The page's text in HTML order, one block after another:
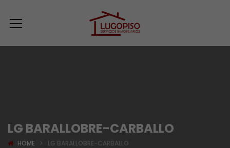
LG BARALLOBRE-CARBALLO
HOME LG BARALLOBRE-CARBALLO